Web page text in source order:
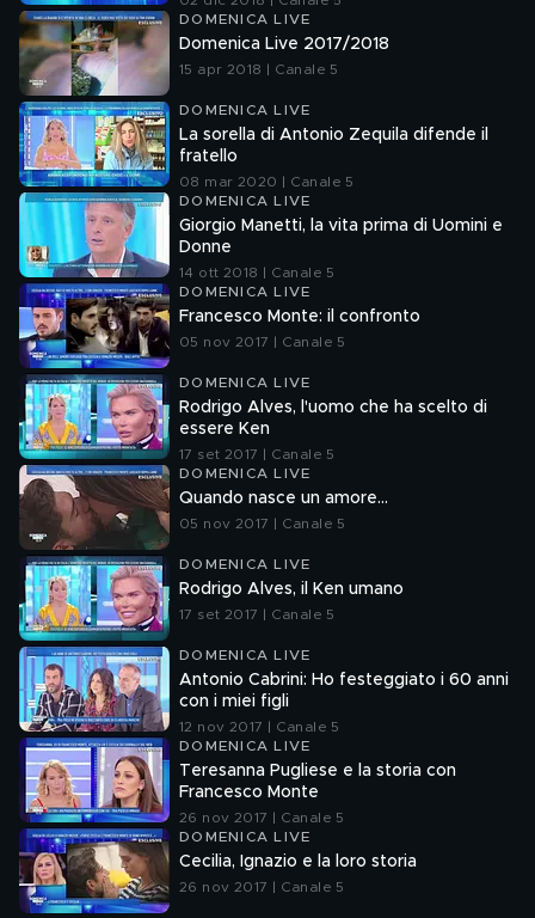
DOMENICA LIVE
Domenica Live 2017/2018
15 apr 2018 | Canale 5
DOMENICA LIVE
La sorella di Antonio Zequila difende il
fratello
08 mar 2020 | Canale 5
DOMENICA LIVE
Giorgio Manetti, la vita prima di Uomini e
Donne
14 ott 2018 | Canale 5
DOMENICA LIVE
Francesco Monte: il confronto
05 nov 2017 | Canale 5
DOMENICA LIVE
Rodrigo Alves, l'uomo che ha scelto di
essere Ken
17 set 2017 | Canale 5
DOMENICA LIVE
Quando nasce un amore...
05 nov 2017 | Canale 5
DOMENICA LIVE
Rodrigo Alves, il Ken umano
17 set 2017 | Canale 5
DOMENICA LIVE
Antonio Cabrini: Ho festeggiato i 60 anni
con i miei figli
12 nov 2017 | Canale 5
DOMENICA LIVE
Teresanna Pugliese e la storia con
Francesco Monte
26 nov 2017 | Canale 5
DOMENICA LIVE
Cecilia, Ignazio e la loro storia
26 nov 2017 | Canale 5